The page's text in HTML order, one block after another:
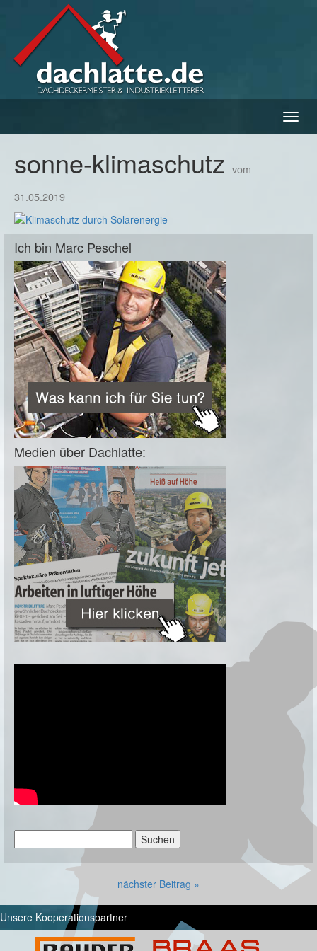
ein-/
sonne-klimaschutz vom
31.05.2019
Ich bin Marc Peschel
Medien über Dachlatte:
nach:
nächster Beitrag »
Unsere Kooperationspartner